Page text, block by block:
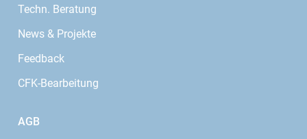
Techn. Beratung
News & Projekte
Feedback
CFK-Bearbeitung
AGB